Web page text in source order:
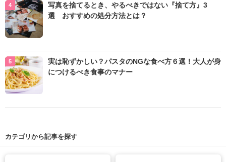
写真を捨てるとき、やるべきではない『捨て方』3
選 おすすめの処分方法とは？
実は恥ずかしい？パスタのNGな食べ方６選！大人が身
につけるべき食事のマナー
カテゴリから記事を探す